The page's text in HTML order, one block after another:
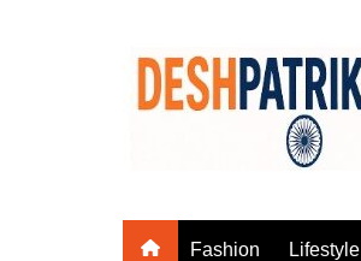
Fashion Lifestyle